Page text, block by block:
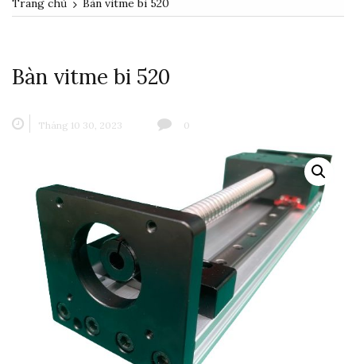
Bàn vitme bi 520
Tháng 10 30, 2023 0